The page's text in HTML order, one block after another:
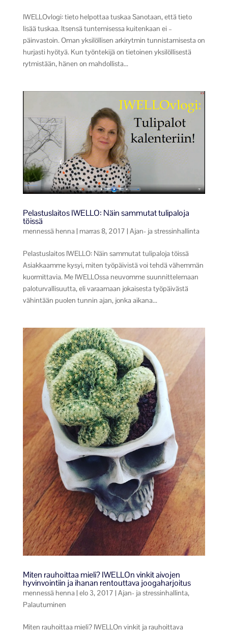
IWELLOvlogi: tieto helpottaa tuskaa Sanotaan, että tieto
lisää tuskaa. Itsensä tuntemisessa kuitenkaan ei –
päinvastoin. Oman yksilöllisen arkirytmin tunnistamisesta on
hurjasti hyötyä. Kun työntekijä on tietoinen yksilöllisestä
rytmistään, hänen on mahdollista...
Pelastuslaitos IWELLO: Näin sammutat tulipaloja
töissä
mennessä henna | marras 8, 2017 | Ajan- ja stressinhallinta
Pelastuslaitos IWELLO: Näin sammutat tulipaloja töissä
Asiakkaamme kysyi, miten työpäivistä voi tehdä vähemmän
kuormittavia. Me IWELLOssa neuvomme suunnittelemaan
paloturvallisuutta, eli varaamaan jokaisesta työpäivästä
vähintään puolen tunnin ajan, jonka aikana...
Miten rauhoittaa mieli? IWELLOn vinkit aivojen
hyvinvointiin ja ihanan rentouttava joogaharjoitus
mennessä henna | elo 3, 2017 | Ajan- ja stressinhallinta,
Palautuminen
Miten rauhoittaa mieli? IWELLOn vinkit ja rauhoittava